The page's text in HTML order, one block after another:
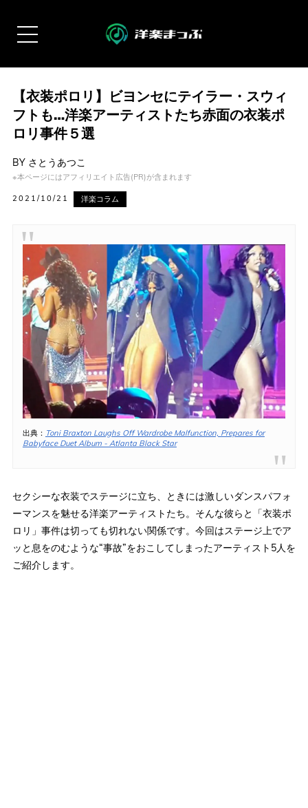
【衣装ポロリ】ビヨンセにテイラー・スウィ
フトも…洋楽アーティストたち赤面の衣装ポ
ロリ事件５選
BY さとうあつこ
※本ページにはアフィリエイト広告(PR)が含まれます
2021/10/21 洋楽コラム
出典： Toni Braxton Laughs Off Wardrobe Malfunction, Prepares for
Babyface Duet Album - Atlanta Black Star
セクシーな衣装でステージに立ち、ときには激しいダンスパフォ
ーマンスを魅せる洋楽アーティストたち。そんな彼らと「衣装ポ
ロリ」事件は切っても切れない関係です。今回はステージ上でア
ッと息をのむような“事故”をおこしてしまったアーティスト5人を
ご紹介します。